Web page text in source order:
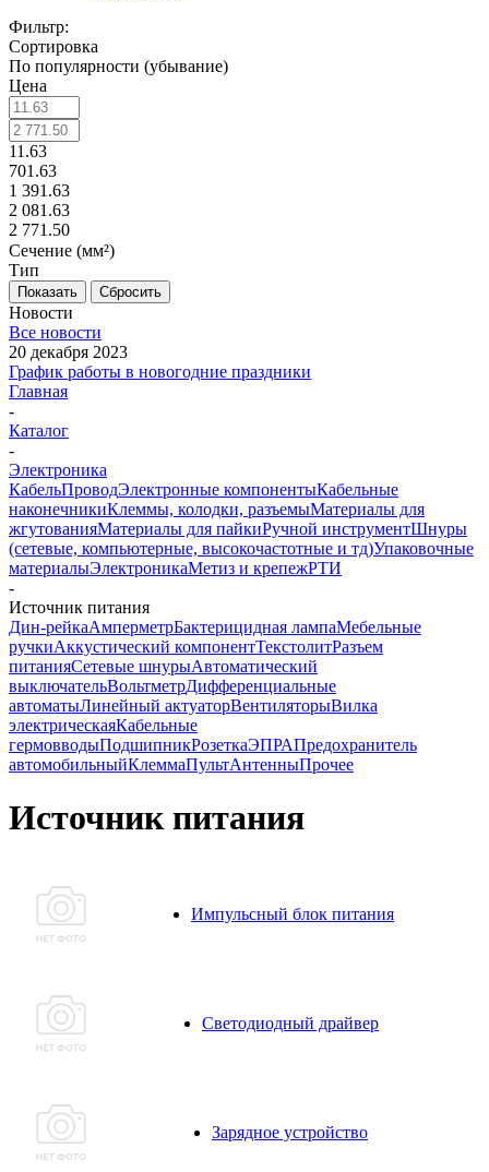
Фильтр:
Сортировка
По популярности (убывание)
Цена
11.63
701.63
1 391.63
2 081.63
2 771.50
Сечение (мм²)
Тип
Показать Сбросить
Новости
Все новости
20 декабря 2023
График работы в новогодние праздники
Главная
-
Каталог
-
Электроника
КабельПроводЭлектронные компонентыКабельные
наконечникиКлеммы, колодки, разъемыМатериалы для
жгутованияМатериалы для пайкиРучной инструментШнуры
(сетевые, компьютерные, высокочастотные и тд)Упаковочные
материалыЭлектроникаМетиз и крепежРТИ
-
Источник питания
Дин-рейкаАмперметрБактерицидная лампаМебельные
ручкиАккустический компонентТекстолитРазъем
питанияСетевые шнурыАвтоматический
выключательВольтметрДифференциальные
автоматыЛинейный актуаторВентиляторыВилка
электрическаяКабельные
гермовводыПодшипникРозеткаЭПРАПредохранитель
автомобильныйКлеммаПультАнтенныПрочее
Источник питания
Импульсный блок питания
Светодиодный драйвер
Зарядное устройство